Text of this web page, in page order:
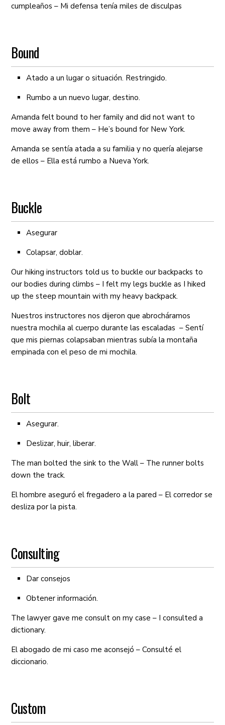
cumpleaños – Mi defensa tenía miles de disculpas
Bound
Atado a un lugar o situación. Restringido.
Rumbo a un nuevo lugar, destino.
Amanda felt bound to her family and did not want to
move away from them – He’s bound for New York.
Amanda se sentía atada a su familia y no quería alejarse
de ellos – Ella está rumbo a Nueva York.
Buckle
Asegurar
Colapsar, doblar.
Our hiking instructors told us to buckle our backpacks to
our bodies during climbs – I felt my legs buckle as I hiked
up the steep mountain with my heavy backpack.
Nuestros instructores nos dijeron que abrocháramos
nuestra mochila al cuerpo durante las escaladas – Sentí
que mis piernas colapsaban mientras subía la montaña
empinada con el peso de mi mochila.
Bolt
Asegurar.
Deslizar, huir, liberar.
The man bolted the sink to the Wall – The runner bolts
down the track.
El hombre aseguró el fregadero a la pared – El corredor se
desliza por la pista.
Consulting
Dar consejos
Obtener información.
The lawyer gave me consult on my case – I consulted a
dictionary.
El abogado de mi caso me aconsejó – Consulté el
diccionario.
Custom